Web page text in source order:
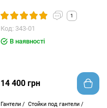
1
Код: 343-01
В наявності
14 400 грн
Гантели / Стойки под гантели /